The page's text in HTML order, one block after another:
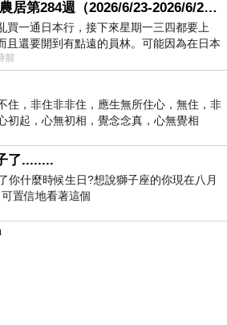
週間農居第284週（2026/6/23-2026/6/24) 夏至 金黃稻浪洋溢豐收喜悅
買一通日本行，接下來星期一三四都要上
且還要開到有點遠的員林。可能因為在日本
錢，星期一出門上班時，心裡沒有一
前
住，非住非非住，應生無所住心，無住，非
初起，心無初相，覺念念真，心無覺相
了........
麼時候生日?想說獅子座的你現在八月
置信地看著這個